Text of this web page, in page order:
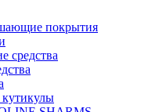
покрытия
средства
кутикулы